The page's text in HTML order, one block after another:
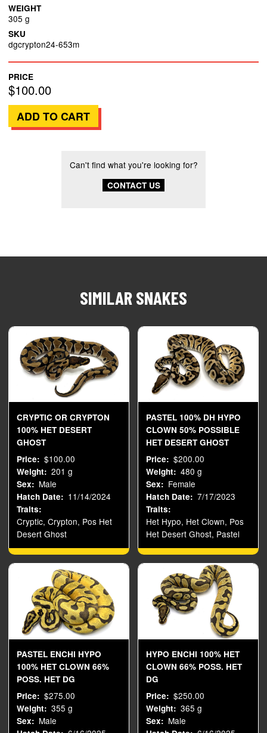
WEIGHT
305 g
SKU
dgcrypton24-653m
PRICE
$100.00
Can't find what you're looking for?
CONTACT US
SIMILAR SNAKES
CRYPTIC OR CRYPTON
100% HET DESERT
GHOST
Price
$100.00
Weight 201 g
Sex Male
Hatch Date 11/14/2024
Traits
Cryptic, Crypton, Pos Het
Desert Ghost
PASTEL 100% DH HYPO
CLOWN 50% POSSIBLE
HET DESERT GHOST
Price
$200.00
Weight 480 g
Sex Female
Hatch Date 7/17/2023
Traits
Het Hypo, Het Clown, Pos
Het Desert Ghost, Pastel
PASTEL ENCHI HYPO
100% HET CLOWN 66%
POSS. HET DG
Price
$275.00
Weight 355 g
Sex Male
HYPO ENCHI 100% HET
CLOWN 66% POSS. HET
DG
Price
$250.00
Weight 365 g
Sex Male